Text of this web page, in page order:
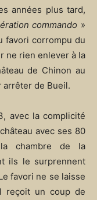
années plus tard,
commando »
favori corrompu du
ne rien enlever à la
de Chinon au
arrêter de Bueil.
avec la complicité
avec ses 80
chambre de la
ils le surprennent
favori ne se laisse
reçoit un coup de